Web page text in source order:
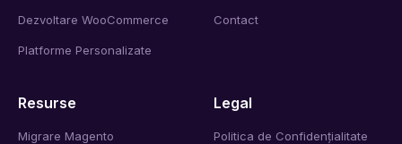
Dezvoltare WooCommerce
Platforme Personalizate
Contact
Resurse
Migrare Magento
Legal
Politica de Confidențialitate